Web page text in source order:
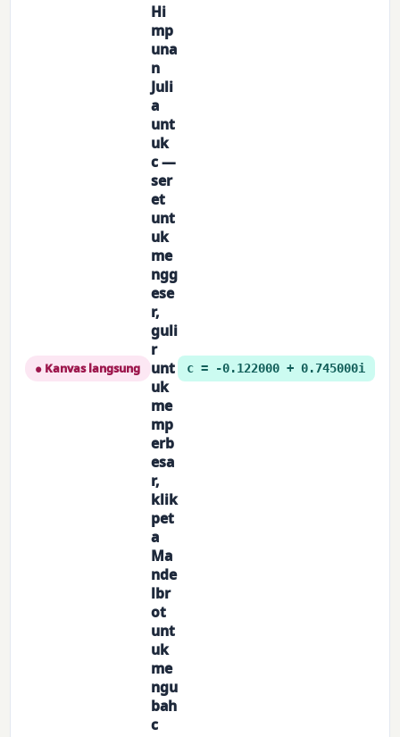
● Kanvas langsung
Hi
mp
una
n
Juli
a
unt
uk
c —
ser
et
unt
uk
me
ngg
ese
r,
guli
r
unt
uk
me
mp
erb
esa
r,
klik
pet
a
Ma
nde
lbr
ot
unt
uk
me
ngu
bah
c
c = -0.122000 + 0.745000i